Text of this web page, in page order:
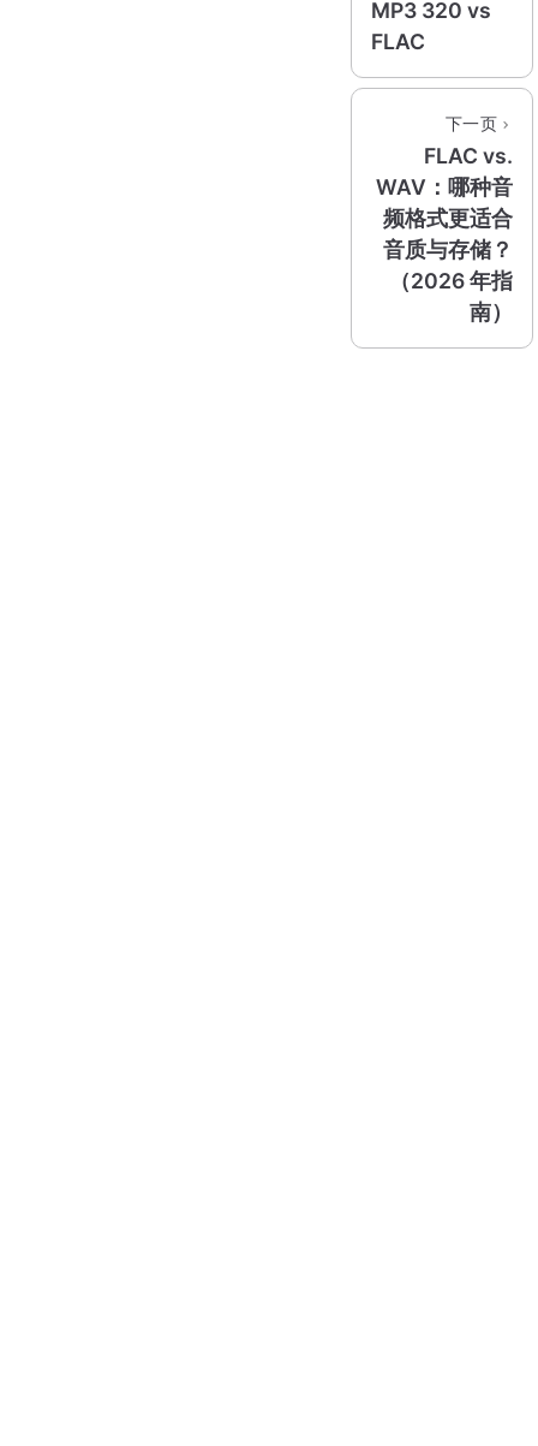
MP3 320 vs
FLAC
下一页
FLAC vs.
WAV：哪种音
频格式更适合
音质与存储？
（2026 年指
南）